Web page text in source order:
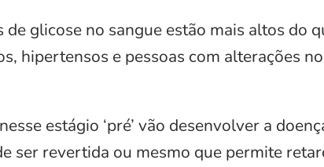
glicose no sangue estão mais altos do
hipertensos e pessoas com alterações
estágio ‘pré’ vão desenvolver a
ser revertida ou mesmo que permite